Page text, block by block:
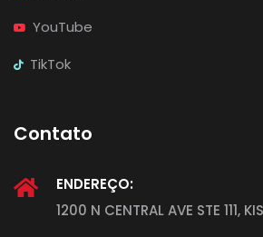
YouTube
TikTok
Contato
ENDEREÇO:
1200 N CENTRAL AVE STE 111,